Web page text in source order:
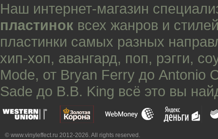
Наш интернет-магазин
пластинок всех жанров и
пластинки самых разных
хип-хоп, авангард, поп, рэгги,
Mode, от Bryan Ferry до Antonio
Sade до B.B. King всё это вы
© www.vinyleffect.ru 2012-2026. All rights reserved.